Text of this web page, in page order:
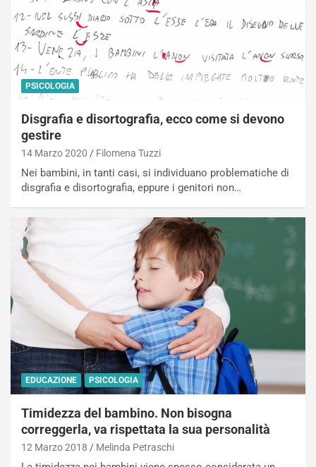
PSICOLOGIA
Disgrafia e disortografia, ecco come si devono
gestire
14 Marzo 2020 Filomena Tuzzi
Nei bambini, in tanti casi, si individuano problematiche di
disgrafia e disortografia, eppure i genitori non…
EDUCAZIONE PSICOLOGIA
Timidezza del bambino. Non bisogna
correggerla, va rispettata la sua personalità
12 Marzo 2018 Melinda Petraschi